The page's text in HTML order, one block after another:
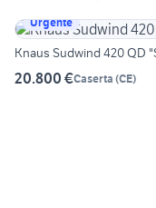
Urgente
20.800 €Caserta (CE)